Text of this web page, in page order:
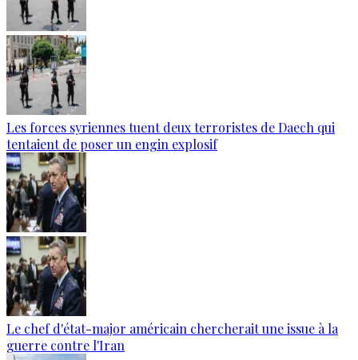
Les forces syriennes tuent deux terroristes de Daech qui
tentaient de poser un engin explosif
Le chef d'état-major américain chercherait une issue à la
guerre contre l'Iran